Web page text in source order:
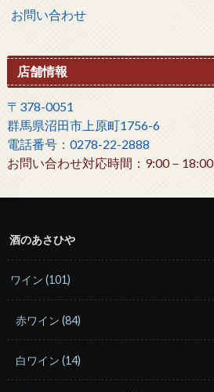
お問い合わせ
店舗情報
〒378-0051
群馬県沼田市上原町1756-6
電話番号：0278-22-2888
お問い合わせ対応時間：9:00－18:00
酒のあさひや
ワイン(101)
赤ワイン(84)
白ワイン(14)